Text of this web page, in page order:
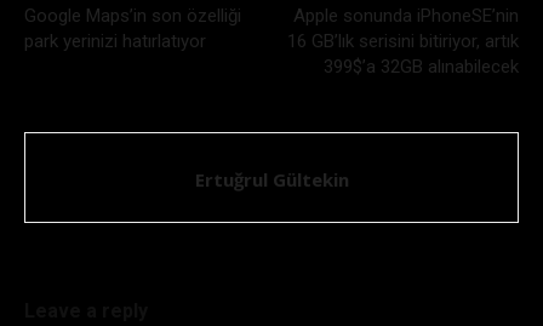
Google Maps’in son özelliği
park yerinizi hatırlatıyor
Apple sonunda iPhoneSE’nin
16 GB’lık serisini bitiriyor, artık
399$’a 32GB alınabilecek
Ertuğrul Gültekin